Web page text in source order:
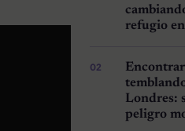
refugio
Londres:
peligro